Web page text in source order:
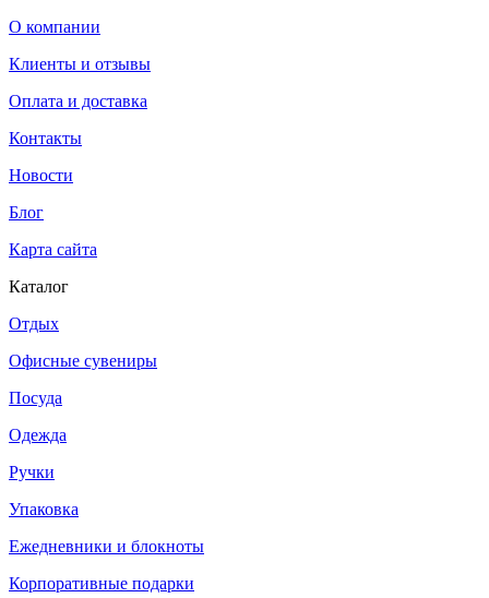
О компании
Клиенты и отзывы
Оплата и доставка
Контакты
Новости
Блог
Карта сайта
Каталог
Отдых
Офисные сувениры
Посуда
Одежда
Ручки
Упаковка
Ежедневники и блокноты
Корпоративные подарки